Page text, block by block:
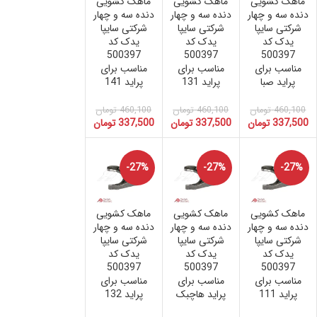
دنده سه و چهار
شرکتی سایپا
یدک کد
500397
مناسب برای
پراید صبا
460,100 تومان
337,500تومان
دنده سه و چهار
شرکتی سایپا
یدک کد
500397
مناسب برای
پراید 131
460,100 تومان
337,500تومان
دنده سه و چهار
شرکتی سایپا
یدک کد
500397
مناسب برای
پراید 141
460,100 تومان
337,500تومان
-27%
ماهک کشویی
دنده سه و چهار
شرکتی سایپا
یدک کد
500397
مناسب برای
پراید 111
-27%
ماهک کشویی
دنده سه و چهار
شرکتی سایپا
یدک کد
500397
مناسب برای
پراید هاچبک
-27%
ماهک کشویی
دنده سه و چهار
شرکتی سایپا
یدک کد
500397
مناسب برای
پراید 132